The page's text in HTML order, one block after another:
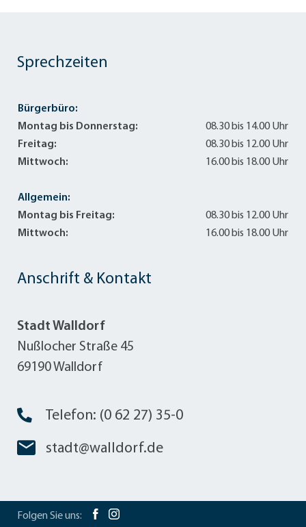
Anschrift & Kontakt
Stadt Walldorf
Nußlocher Straße 45
69190 Walldorf
Telefon: (0 62 27) 35-0
stadt@walldorf.de
Sprechzeiten
Bürgerbüro:
Montag bis Donnerstag:
08.30 bis 14.00 Uhr
Freitag:
08.30 bis 12.00 Uhr
Mittwoch:
16.00 bis 18.00 Uhr
Allgemein:
Montag bis Freitag:
08.30 bis 12.00 Uhr
Mittwoch:
16.00 bis 18.00 Uhr
Folgen Sie uns: